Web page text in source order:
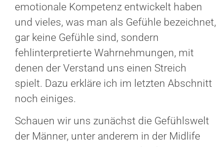
emotionale Kompetenz entwickelt haben
und vieles, was man als Gefühle bezeichnet,
gar keine Gefühle sind, sondern
fehlinterpretierte Wahrnehmungen, mit
denen der Verstand uns einen Streich
spielt. Dazu erkläre ich im letzten Abschnitt
noch einiges.
Schauen wir uns zunächst die Gefühlswelt
der Männer, unter anderem in der Midlife